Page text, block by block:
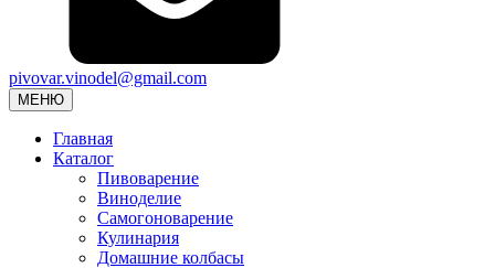
pivovar.vinodel@gmail.com
МЕНЮ
Главная
Каталог
Пивоварение
Виноделие
Самогоноварение
Кулинария
Домашние колбасы